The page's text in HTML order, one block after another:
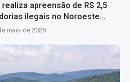
apreensão de R$ 2,5
ilegais no Noroeste...
maio de 2025